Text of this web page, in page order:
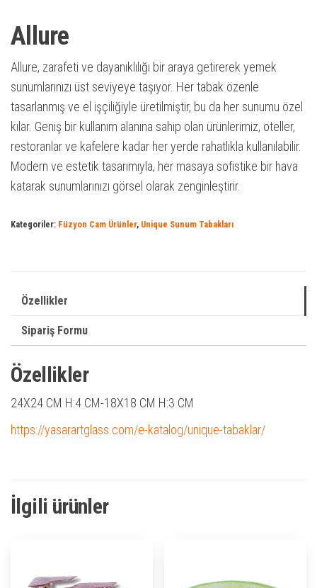
Allure
Allure, zarafeti ve dayanıklılığı bir araya getirerek yemek
sunumlarınızı üst seviyeye taşıyor. Her tabak özenle
tasarlanmış ve el işçiliğiyle üretilmiştir, bu da her sunumu özel
kılar. Geniş bir kullanım alanına sahip olan ürünlerimiz, oteller,
restoranlar ve kafelere kadar her yerde rahatlıkla kullanılabilir.
Modern ve estetik tasarımıyla, her masaya sofistike bir hava
katarak sunumlarınızı görsel olarak zenginleştirir.
Kategoriler: Füzyon Cam Ürünler, Unique Sunum Tabakları
Özellikler
Sipariş Formu
Özellikler
24X24 CM H:4 CM-18X18 CM H:3 CM
https://yasarartglass.com/e-katalog/unique-tabaklar/
İlgili ürünler